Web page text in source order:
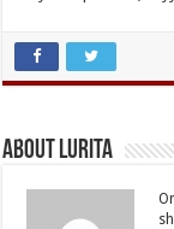
About Lurita